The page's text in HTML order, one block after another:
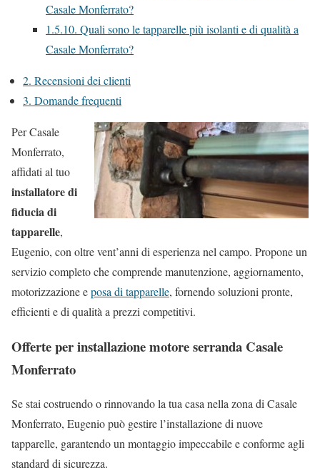
Casale Monferrato?
1.5.10. Quali sono le tapparelle più isolanti e di qualità a
Casale Monferrato?
2. Recensioni dei clienti
3. Domande frequenti
Per Casale
Monferrato,
affidati al tuo
installatore di
fiducia di
tapparelle,
Eugenio, con oltre vent’anni di esperienza nel campo. Propone un
servizio completo che comprende manutenzione, aggiornamento,
motorizzazione eposa di tapparelle, fornendo soluzioni pronte,
efficienti e di qualità a prezzi competitivi.
Offerte per installazione motore serranda Casale
Monferrato
Se stai costruendo o rinnovando la tua casa nella zona di Casale
Monferrato, Eugenio può gestire l’installazione di nuove
tapparelle, garantendo un montaggio impeccabile e conforme agli
standard di sicurezza.